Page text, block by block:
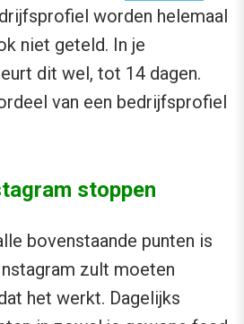
worden helemaal
niet geteld. In je
dit wel, tot 14 dagen.
van een bedrijfsprofiel
stoppen
bovenstaande punten is
zult moeten
het werkt. Dagelijks